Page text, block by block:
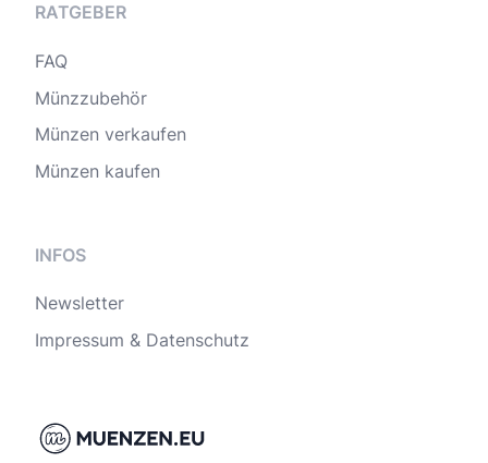
RATGEBER
FAQ
Münzzubehör
Münzen verkaufen
Münzen kaufen
INFOS
Newsletter
Impressum & Datenschutz